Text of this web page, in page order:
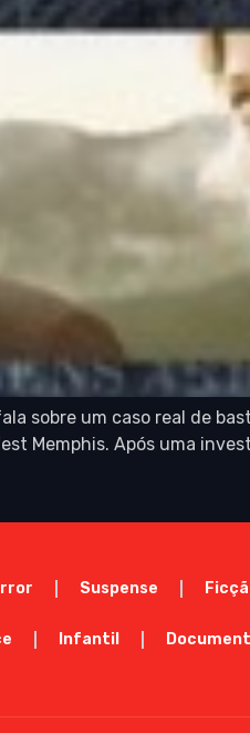
sobre um caso real de
Memphis. Após uma
Suspense
Infantil